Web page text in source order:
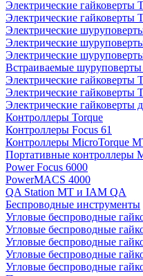
Электрические гайковерты
Электрические гайковерты
Электрические
Электрические
Электрические
Встраиваемые шуруповерты
Электрические гайковерты
Электрические гайковерты
Электрические гайковерты
Контроллеры Torque
Контроллеры Focus 61
Контроллеры MicroTorque
Портативные контроллеры
Power Focus 6000
PowerMACS 4000
QA Station MT и IAM QA
Беспроводные инструменты
Угловые беспроводные
Угловые беспроводные
Угловые беспроводные
Угловые беспроводные
Угловые беспроводные